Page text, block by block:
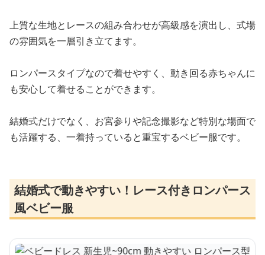
上質な生地とレースの組み合わせが高級感を演出し、式場
の雰囲気を一層引き立てます。
ロンパースタイプなので着せやすく、動き回る赤ちゃんに
も安心して着せることができます。
結婚式だけでなく、お宮参りや記念撮影など特別な場面で
も活躍する、一着持っていると重宝するベビー服です。
結婚式で動きやすい！レース付きロンパース
風ベビー服